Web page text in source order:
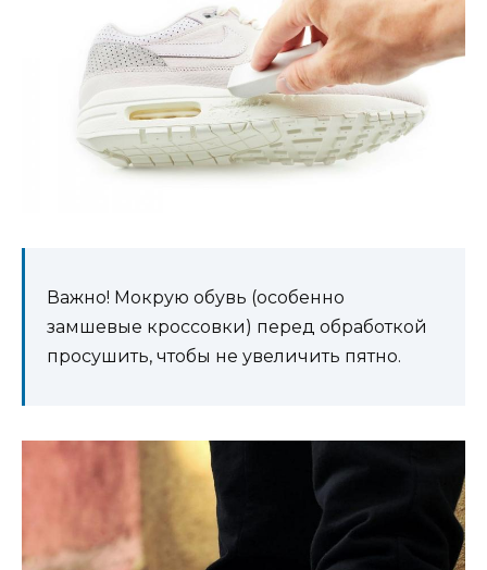
Важно! Мокрую обувь (особенно
замшевые кроссовки) перед обработкой
просушить, чтобы не увеличить пятно.